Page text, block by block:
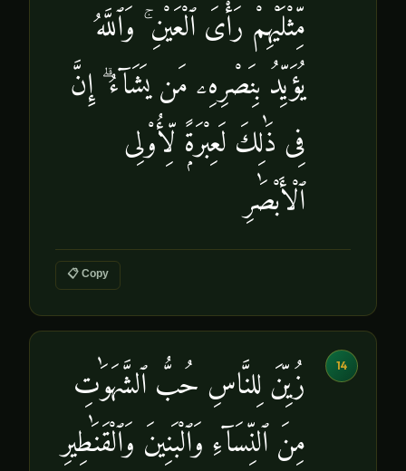
مِّثْلَيْهِمْ رَأْىَ ٱلْعَيْنِ ۚ وَٱللَّهُ
يُؤَيِّدُ بِنَصْرِهِۦ مَن يَشَآءُ ۗ إِنَّ
فِى ذَٰلِكَ لَعِبْرَةًۭ لِّأُو۟لِى
ٱلْأَبْصَٰرِ
📋 Copy
14
زُيِّنَ لِلنَّاسِ حُبُّ ٱلشَّهَوَٰتِ
مِنَ ٱلنِّسَآءِ وَٱلْبَنِينَ وَٱلْقَنَٰطِيرِ